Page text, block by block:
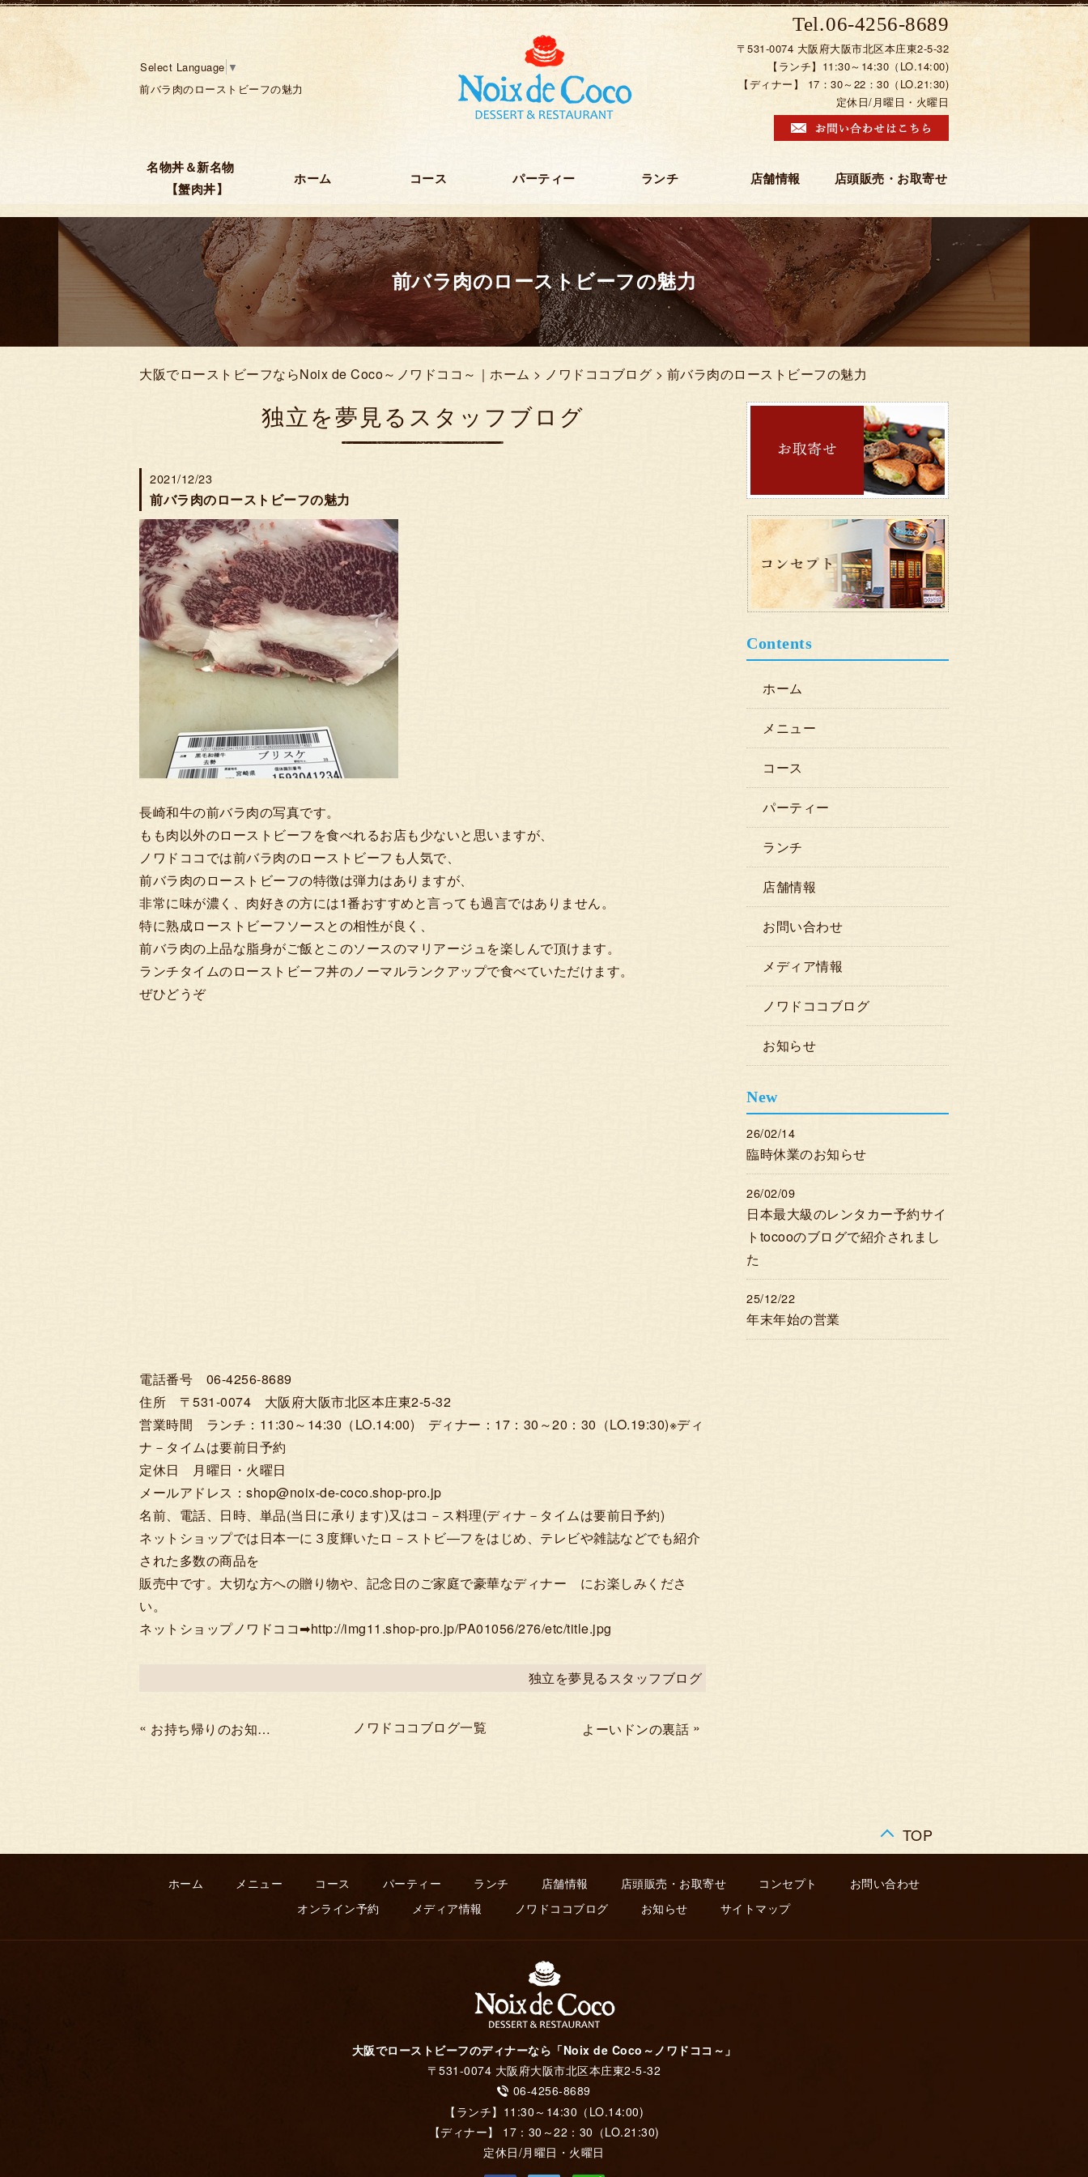
Select Language ▼
前バラ肉のローストビーフの魅力
06-4256-8689
〒531-0074 大阪府大阪市北区本庄東2-5-32
【ランチ】11:30～14:30（LO.14:00)
【ディナー】 17：30～22：30（LO.21:30)
定休日/月曜日・火曜日
名物丼＆新名物
【蟹肉丼】
ホーム コース パーティー ランチ 店舗情報 店頭販売・お取寄せ
前バラ肉のローストビーフの魅力
大阪でローストビーフならNoix de Coco～ノワドココ～｜ホーム > ノワドココブログ > 前バラ肉のローストビーフの魅力
独立を夢見るスタッフブログ
2021/12/23
前バラ肉のローストビーフの魅力
長崎和牛の前バラ肉の写真です。
もも肉以外のローストビーフを食べれるお店も少ないと思いますが、
ノワドココでは前バラ肉のローストビーフも人気で、
前バラ肉のローストビーフの特徴は弾力はありますが、
非常に味が濃く、肉好きの方には1番おすすめと言っても過言ではありません。
特に熟成ローストビーフソースとの相性が良く、
前バラ肉の上品な脂身がご飯とこのソースのマリアージュを楽しんで頂けます。
ランチタイムのローストビーフ丼のノーマルランクアップで食べていただけます。
ぜひどうぞ
電話番号 06-4256-8689
住所 〒531-0074 大阪府大阪市北区本庄東2-5-32
営業時間 ランチ：11:30～14:30（LO.14:00) ディナー：17：30～20：30（LO.19:30)※ディ
ナ－タイムは要前日予約
定休日 月曜日・火曜日
メールアドレス：shop@noix-de-coco.shop-pro.jp
名前、電話、日時、単品(当日に承ります)又はコ－ス料理(ディナ－タイムは要前日予約)
ネットショップでは日本一に３度輝いたロ－ストビ―フをはじめ、テレビや雑誌などでも紹介
された多数の商品を
販売中です。大切な方への贈り物や、記念日のご家庭で豪華なディナー にお楽しみくださ
い。
ネットショップノワドココ➡http://img11.shop-pro.jp/PA01056/276/etc/title.jpg
独立を夢見るスタッフブログ
« お持ち帰りのお知らせ ノワドココブログ一覧 よーいドンの裏話 »
Contents
ホーム
メニュー
コース
パーティー
ランチ
店舗情報
お問い合わせ
メディア情報
ノワドココブログ
お知らせ
New
26/02/14
臨時休業のお知らせ
26/02/09
日本最大級のレンタカー予約サイ
トtocooのブログで紹介されまし
た
25/12/22
年末年始の営業
TOP
ホーム メニュー コース パーティー ランチ 店舗情報 店頭販売・お取寄せ コンセプト お問い合わせ
オンライン予約 メディア情報 ノワドココブログ お知らせ サイトマップ
大阪でローストビーフのディナーなら「Noix de Coco～ノワドココ～」
〒531-0074 大阪府大阪市北区本庄東2-5-32
06-4256-8689
【ランチ】11:30～14:30（LO.14:00)
【ディナー】 17：30～22：30（LO.21:30)
定休日/月曜日・火曜日